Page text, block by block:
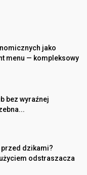
jako
menu — kompleksowy
bez wyraźnej
dzikami?
odstraszacza